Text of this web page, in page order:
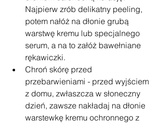
Najpierw zrób delikatny peeling,
potem nałóż na dłonie grubą
warstwę kremu lub specjalnego
serum, a na to załóż bawełniane
rękawiczki.
Chroń skórę przed
przebarwieniami - przed wyjściem
z domu, zwłaszcza w słoneczny
dzień, zawsze nakładaj na dłonie
warstewkę kremu ochronnego z